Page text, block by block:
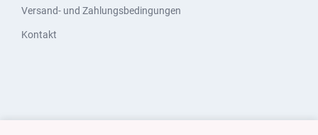
Versand- und Zahlungsbedingungen
Kontakt